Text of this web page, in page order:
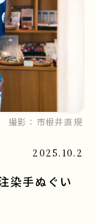
撮影： 市根井直規
2025.10.2
染手ぬぐい